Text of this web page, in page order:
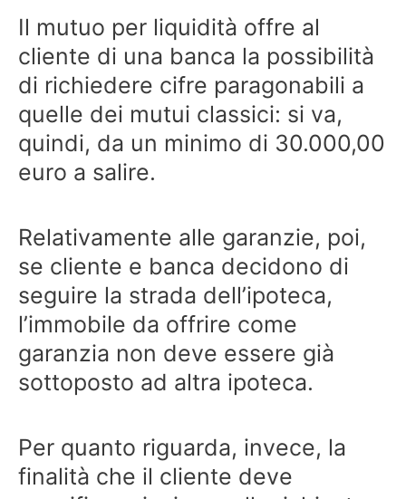
Il mutuo per liquidità offre al
cliente di una banca la possibilità
di richiedere cifre paragonabili a
quelle dei mutui classici: si va,
quindi, da un minimo di 30.000,00
euro a salire.
Relativamente alle garanzie, poi,
se cliente e banca decidono di
seguire la strada dell’ipoteca,
l’immobile da offrire come
garanzia non deve essere già
sottoposto ad altra ipoteca.
Per quanto riguarda, invece, la
finalità che il cliente deve